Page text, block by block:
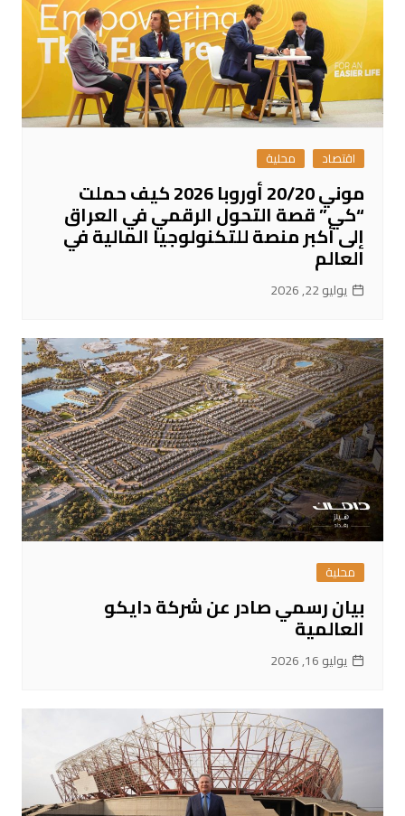
اقتصاد محلية
موني 20/20 أوروبا 2026 كيف حملت
“كي” قصة التحول الرقمي في العراق
إلى أكبر منصة للتكنولوجيا المالية في
العالم
يوليو 22, 2026
محلية
بيان رسمي صادر عن شركة دايكو
العالمية
يوليو 16, 2026